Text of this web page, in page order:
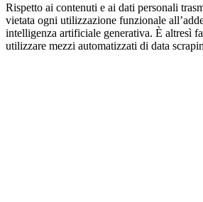
Rispetto ai contenuti e ai dati personali
vietata ogni utilizzazione funzionale
intelligenza artificiale generativa. È altresì
utilizzare mezzi automatizzati di data